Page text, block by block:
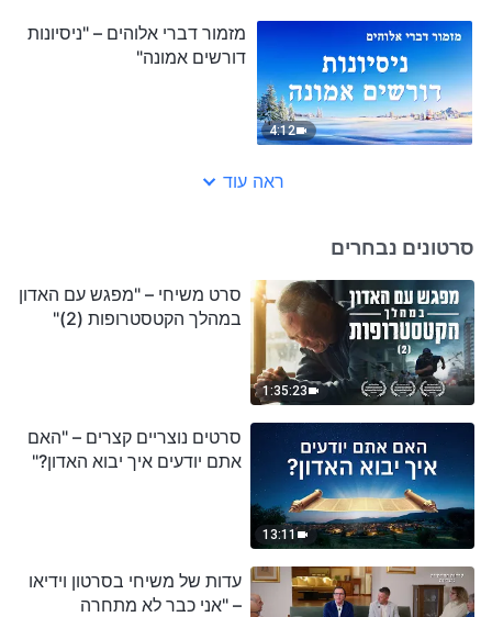
4:12
מזמור דברי אלוהים – "ניסיונות
דורשים אמונה"
ראה עוד
סרטונים נבחרים
1:35:23
סרט משיחי – "מפגש עם האדון
במהלך הקטסטרופות (2)"
13:11
סרטים נוצריים קצרים – "האם
אתם יודעים איך יבוא האדון?"
עדות של משיחי בסרטון וידיאו
– "אני כבר לא מתחרה